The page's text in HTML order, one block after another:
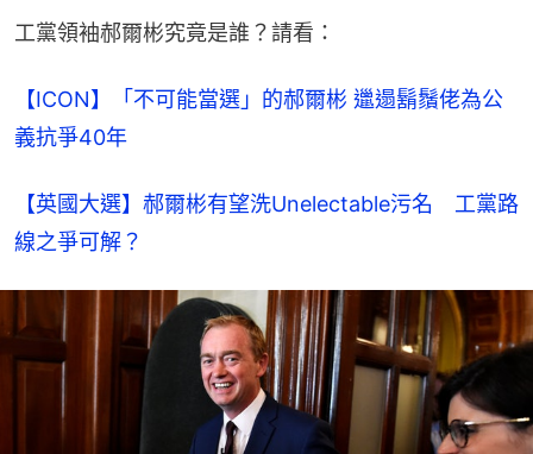
工黨領袖郝爾彬究竟是誰？請看：
【ICON】「不可能當選」的郝爾彬 邋遢鬍鬚佬為公
義抗爭40年
【英國大選】郝爾彬有望洗Unelectable污名　工黨路
線之爭可解？